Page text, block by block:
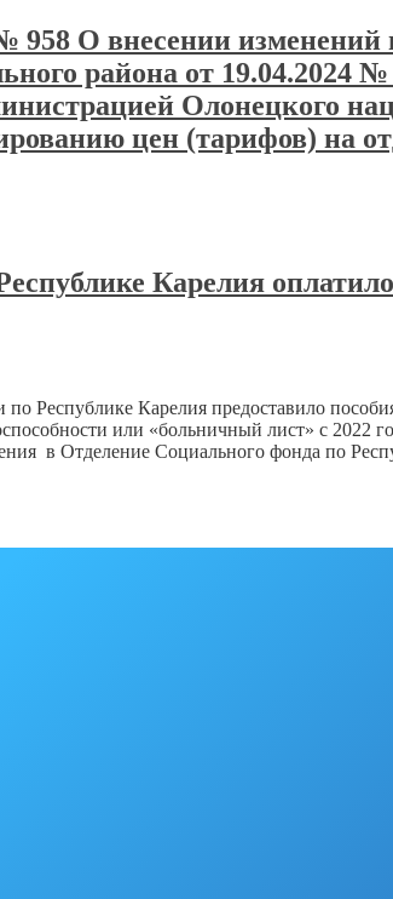
958 О внесении
района от 19.04.2024
Олонецкого
цен (тарифов) на
Карелия
Республике Карелия предоставило
или «больничный лист» с 2022
в Отделение Социального фонда по